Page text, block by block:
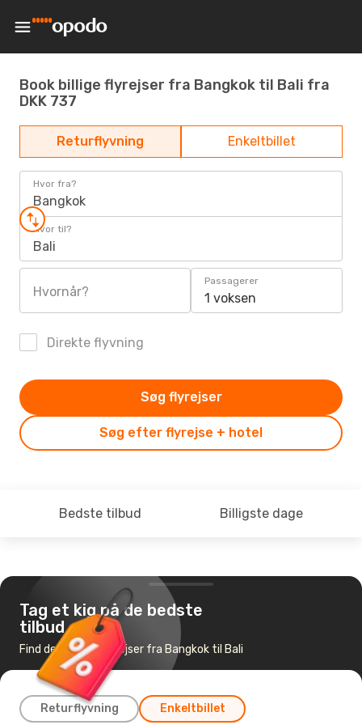
Book billige flyrejser fra Bangkok til Bali fra
DKK 737
Returflyvning Enkeltbillet
Hvor fra?
Bangkok
Hvor til?
Bali
Hvornår?
Passagerer
1 voksen
Direkte flyvning
Søg efter flyrejse + hotel
Søg flyrejser
Bedste tilbud Billigste dage
Tag et kig på de bedste
tilbud
Find de billigste flyrejser fra Bangkok til Bali
Returflyvning Enkeltbillet